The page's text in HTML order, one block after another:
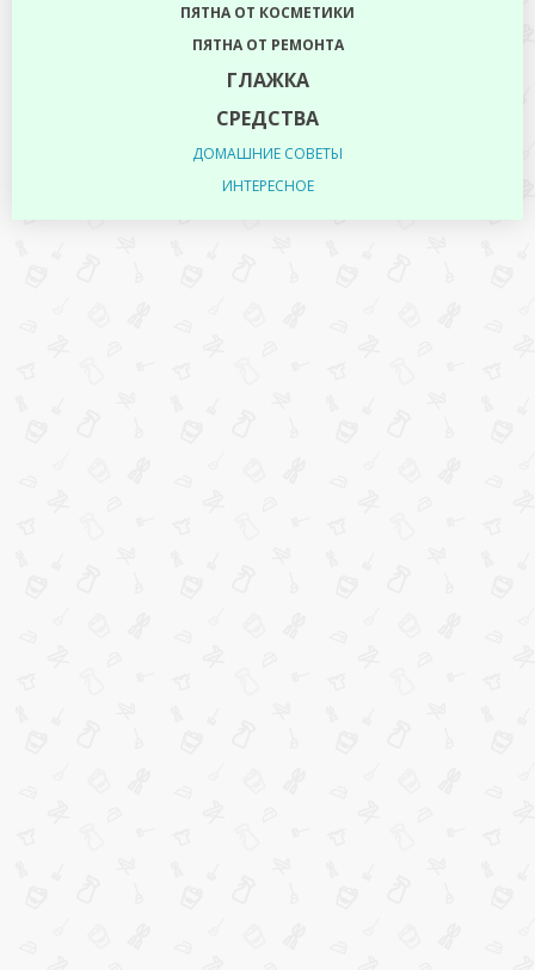
ПЯТНА ОТ КОСМЕТИКИ
ПЯТНА ОТ РЕМОНТА
ГЛАЖКА
СРЕДСТВА
ДОМАШНИЕ СОВЕТЫ
ИНТЕРЕСНОЕ